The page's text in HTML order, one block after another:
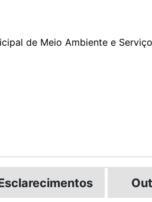
de Meio Ambiente e